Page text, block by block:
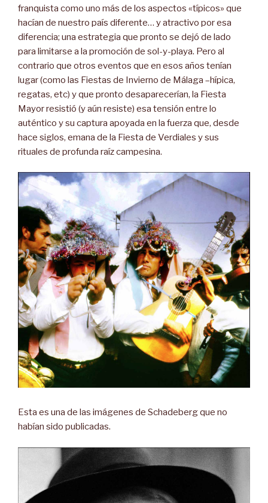
franquista como uno más de los aspectos «típicos» que
hacían de nuestro país diferente… y atractivo por esa
diferencia; una estrategia que pronto se dejó de lado
para limitarse a la promoción de sol-y-playa. Pero al
contrario que otros eventos que en esos años tenían
lugar (como las Fiestas de Invierno de Málaga –hípica,
regatas, etc) y que pronto desaparecerían, la Fiesta
Mayor resistió (y aún resiste) esa tensión entre lo
auténtico y su captura apoyada en la fuerza que, desde
hace siglos, emana de la Fiesta de Verdiales y sus
rituales de profunda raíz campesina.
Esta es una de las imágenes de Schadeberg que no
habían sido publicadas.